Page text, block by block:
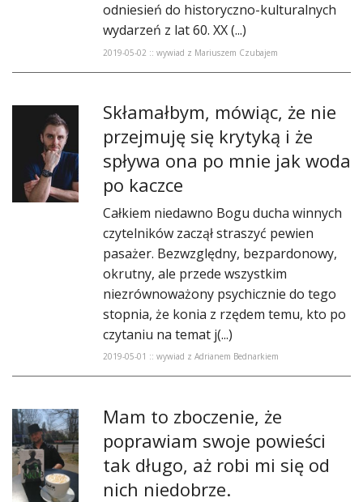
odniesień do historyczno-kulturalnych
wydarzeń z lat 60. XX (...)
2019-05-02 :: wywiad z Mariuszem Czubajem
Skłamałbym, mówiąc, że nie
przejmuję się krytyką i że
spływa ona po mnie jak woda
po kaczce
Całkiem niedawno Bogu ducha winnych
czytelników zaczął straszyć pewien
pasażer. Bezwzględny, bezpardonowy,
okrutny, ale przede wszystkim
niezrównoważony psychicznie do tego
stopnia, że konia z rzędem temu, kto po
czytaniu na temat j(...)
2019-05-01 :: wywiad z Adrianem Bednarkiem
Mam to zboczenie, że
poprawiam swoje powieści
tak długo, aż robi mi się od
nich niedobrze.